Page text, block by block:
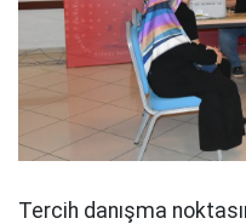
Tercih danışma